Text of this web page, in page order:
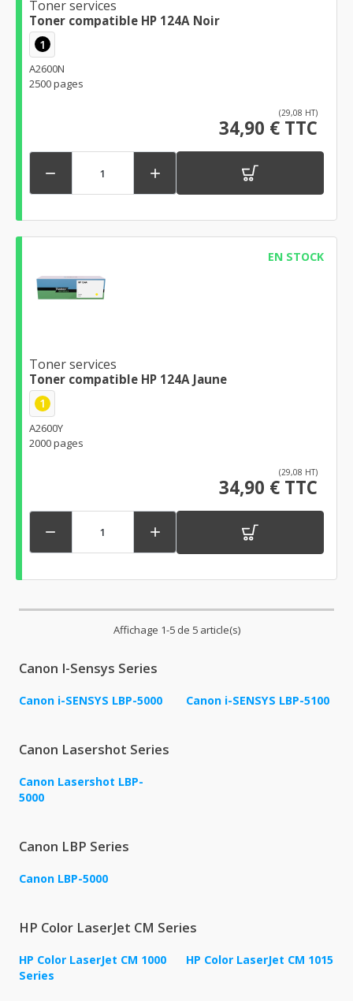
Toner services
Toner compatible HP 124A Noir
1
A2600N
2500 pages
(29,08 HT)
34,90 € TTC
 
EN STOCK
Toner services
Toner compatible HP 124A Jaune
1
A2600Y
2000 pages
(29,08 HT)
34,90 € TTC
 
Affichage 1-5 de 5 article(s)
Canon I-Sensys Series
Canon i-SENSYS LBP-5000 Canon i-SENSYS LBP-5100
Canon Lasershot Series
Canon Lasershot LBP-
5000
Canon LBP Series
Canon LBP-5000
HP Color LaserJet CM Series
HP Color LaserJet CM 1000
Series
HP Color LaserJet CM 1015